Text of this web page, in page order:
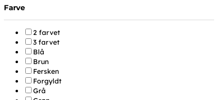
Farve
2 farvet
3 farvet
Blå
Brun
Fersken
Forgyldt
Grå